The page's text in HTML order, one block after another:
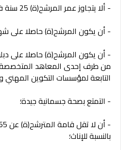
- ألا يتجاوز عمر المرشح(ة) 25 سنة في 16 غشت 2026؛
- أن يكون المرشح(ة) حاصلا على
- أن يكون المرشح(ة) حاصلا على
من طرف إحدى المعاهد المتخصصة
التابعة لمؤسسات التكوين
- التمتع بصحة جسمانية جيدة؛
بالنسبة للإناث؛